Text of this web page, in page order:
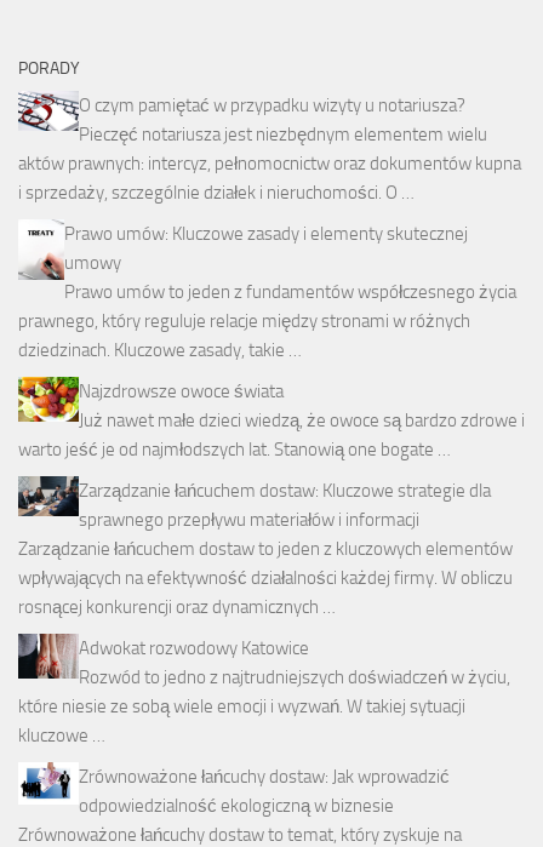
PORADY
O czym pamiętać w przypadku wizyty u notariusza?
Pieczęć notariusza jest niezbędnym elementem wielu
aktów prawnych: intercyz, pełnomocnictw oraz dokumentów kupna
i sprzedaży, szczególnie działek i nieruchomości. O …
Prawo umów: Kluczowe zasady i elementy skutecznej
umowy
Prawo umów to jeden z fundamentów współczesnego życia
prawnego, który reguluje relacje między stronami w różnych
dziedzinach. Kluczowe zasady, takie …
Najzdrowsze owoce świata
Już nawet małe dzieci wiedzą, że owoce są bardzo zdrowe i
warto jeść je od najmłodszych lat. Stanowią one bogate …
Zarządzanie łańcuchem dostaw: Kluczowe strategie dla
sprawnego przepływu materiałów i informacji
Zarządzanie łańcuchem dostaw to jeden z kluczowych elementów
wpływających na efektywność działalności każdej firmy. W obliczu
rosnącej konkurencji oraz dynamicznych …
Adwokat rozwodowy Katowice
Rozwód to jedno z najtrudniejszych doświadczeń w życiu,
które niesie ze sobą wiele emocji i wyzwań. W takiej sytuacji
kluczowe …
Zrównoważone łańcuchy dostaw: Jak wprowadzić
odpowiedzialność ekologiczną w biznesie
Zrównoważone łańcuchy dostaw to temat, który zyskuje na